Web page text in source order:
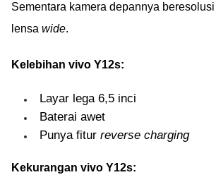
Sementara kamera depannya
lensa wide.
Kelebihan vivo Y12s:
Layar lega 6,5 inci
Baterai awet
Punya fitur reverse charging
Kekurangan vivo Y12s: